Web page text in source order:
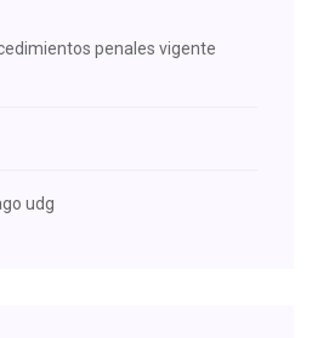
penales vigente
udg